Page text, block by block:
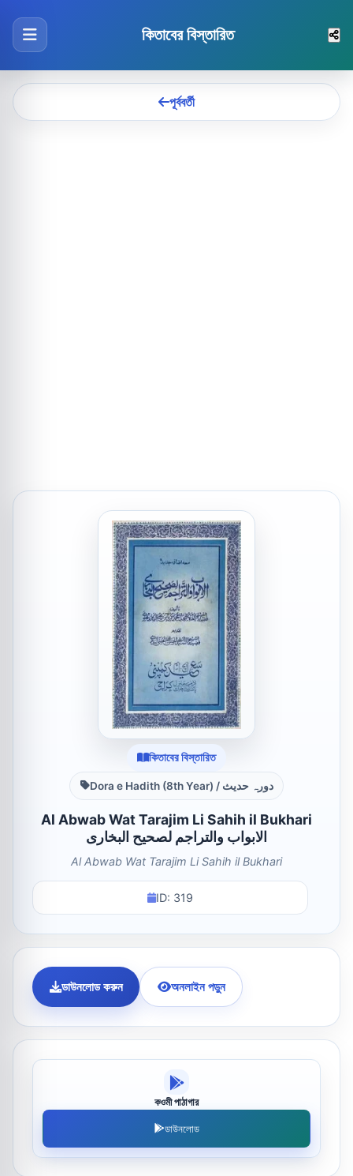
কিতাবের বিস্তারিত
পূর্ববর্তী
কিতাবের বিস্তারিত
Dora e Hadith (8th Year) / دورہ حدیث
Al Abwab Wat Tarajim Li Sahih il Bukhari
الابواب والتراجم لصحیح البخاری
Al Abwab Wat Tarajim Li Sahih il Bukhari
ID: 319
ডাউনলোড করুন অনলাইন পড়ুন
কওমী পাঠাগার
ডাউনলোড